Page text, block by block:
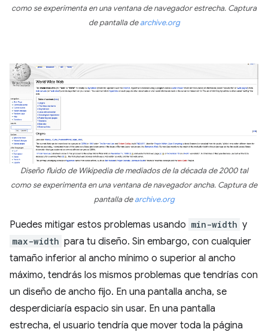
como se experimenta en una ventana de navegador estrecha. Captura
de pantalla dearchive.org
Diseño fluido de Wikipedia de mediados de la década de 2000 tal
como se experimenta en una ventana de navegador ancha. Captura de
pantalla dearchive.org
Puedes mitigar estos problemas usando min-width y
max-width para tu diseño. Sin embargo, con cualquier
tamaño inferior al ancho mínimo o superior al ancho
máximo, tendrás los mismos problemas que tendrías con
un diseño de ancho fijo. En una pantalla ancha, se
desperdiciaría espacio sin usar. En una pantalla
estrecha, el usuario tendría que mover toda la página